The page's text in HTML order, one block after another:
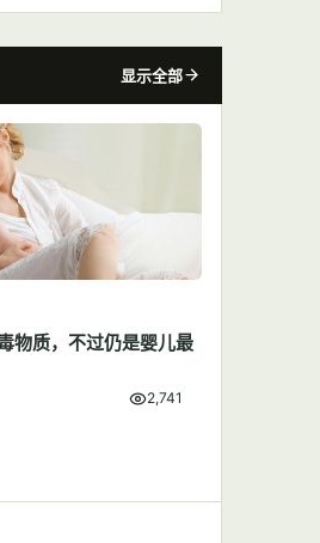
显示全部
物质，不过仍是婴儿最
2,741